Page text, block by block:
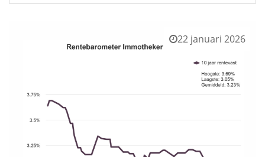
22 januari 2026